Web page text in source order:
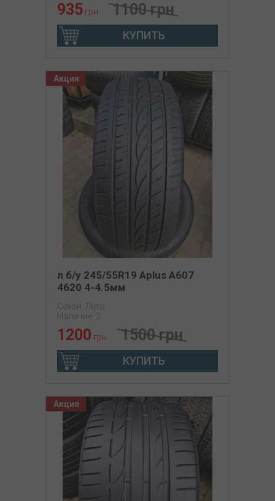
935 грн 1100 грн
КУПИТЬ
Акция
л б/у 245/55R19 Aplus A607
4620 4-4.5мм
Сезон: Лето
Наличие: 2
1200 грн 1500 грн
КУПИТЬ
Акция